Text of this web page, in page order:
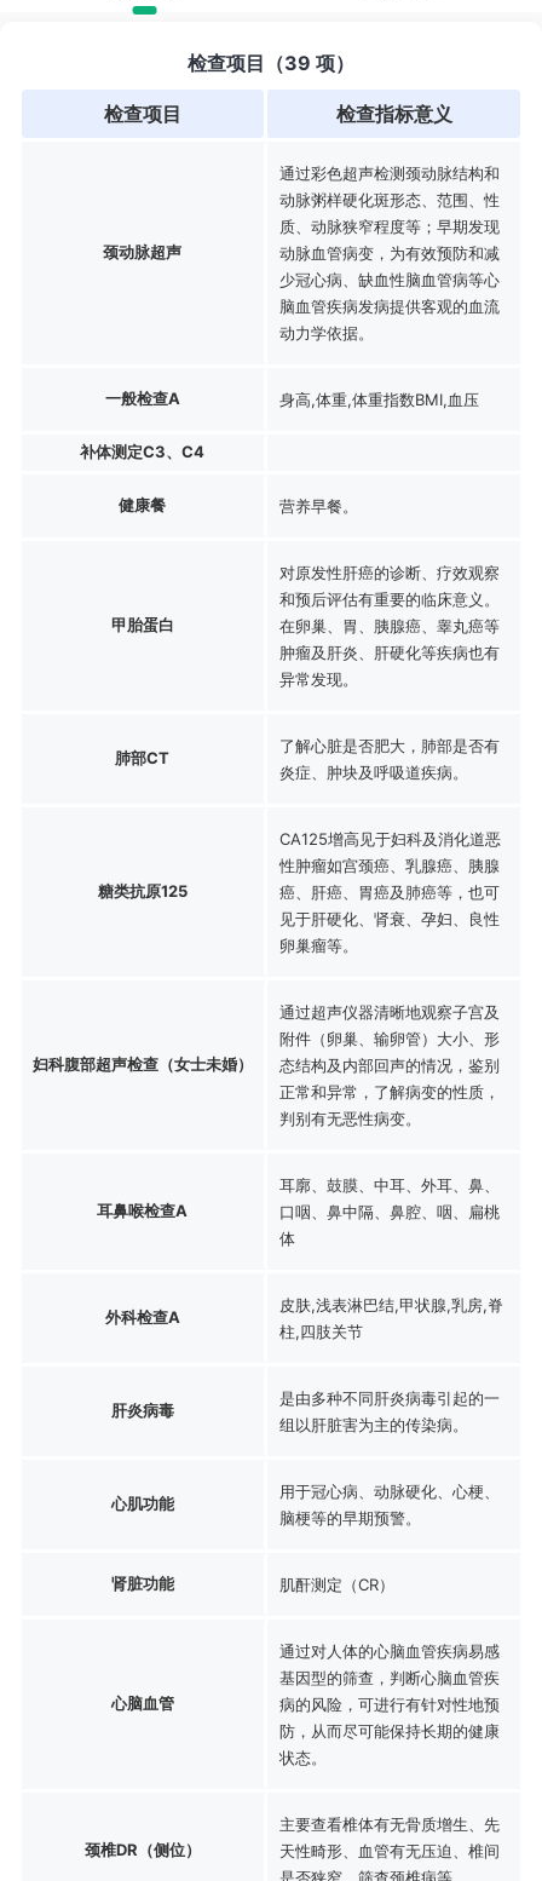
检查项目（39 项）
检查项目 检查指标意义
颈动脉超声
通过彩色超声检测颈动脉结构和
动脉粥样硬化斑形态、范围、性
质、动脉狭窄程度等；早期发现
动脉血管病变，为有效预防和减
少冠心病、缺血性脑血管病等心
脑血管疾病发病提供客观的血流
动力学依据。
一般检查A 身高,体重,体重指数BMI,血压
补体测定C3、C4
健康餐 营养早餐。
甲胎蛋白
对原发性肝癌的诊断、疗效观察
和预后评估有重要的临床意义。
在卵巢、胃、胰腺癌、睾丸癌等
肿瘤及肝炎、肝硬化等疾病也有
异常发现。
肺部CT
了解心脏是否肥大，肺部是否有
炎症、肿块及呼吸道疾病。
糖类抗原125
CA125增高见于妇科及消化道恶
性肿瘤如宫颈癌、乳腺癌、胰腺
癌、肝癌、胃癌及肺癌等，也可
见于肝硬化、肾衰、孕妇、良性
卵巢瘤等。
妇科腹部超声检查（女士未婚）
通过超声仪器清晰地观察子宫及
附件（卵巢、输卵管）大小、形
态结构及内部回声的情况，鉴别
正常和异常，了解病变的性质，
判别有无恶性病变。
耳鼻喉检查A
耳廓、鼓膜、中耳、外耳、鼻、
口咽、鼻中隔、鼻腔、咽、扁桃
体
外科检查A
皮肤,浅表淋巴结,甲状腺,乳房,脊
柱,四肢关节
肝炎病毒
是由多种不同肝炎病毒引起的一
组以肝脏害为主的传染病。
心肌功能
用于冠心病、动脉硬化、心梗、
脑梗等的早期预警。
肾脏功能 肌酐测定（CR）
心脑血管
通过对人体的心脑血管疾病易感
基因型的筛查，判断心脑血管疾
病的风险，可进行有针对性地预
防，从而尽可能保持长期的健康
状态。
颈椎DR（侧位）
主要查看椎体有无骨质增生、先
天性畸形、血管有无压迫、椎间
是否狭窄、筛查颈椎病等。